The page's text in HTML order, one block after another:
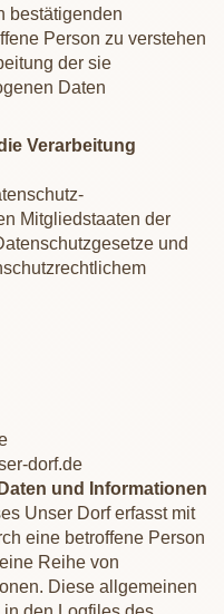
bestätigenden
Person zu verstehen
der sie
Daten
Verarbeitung
Mitgliedstaaten der
und
dorf.de
und Informationen
Unser Dorf erfasst mit
eine betroffene Person
Reihe von
Diese allgemeinen